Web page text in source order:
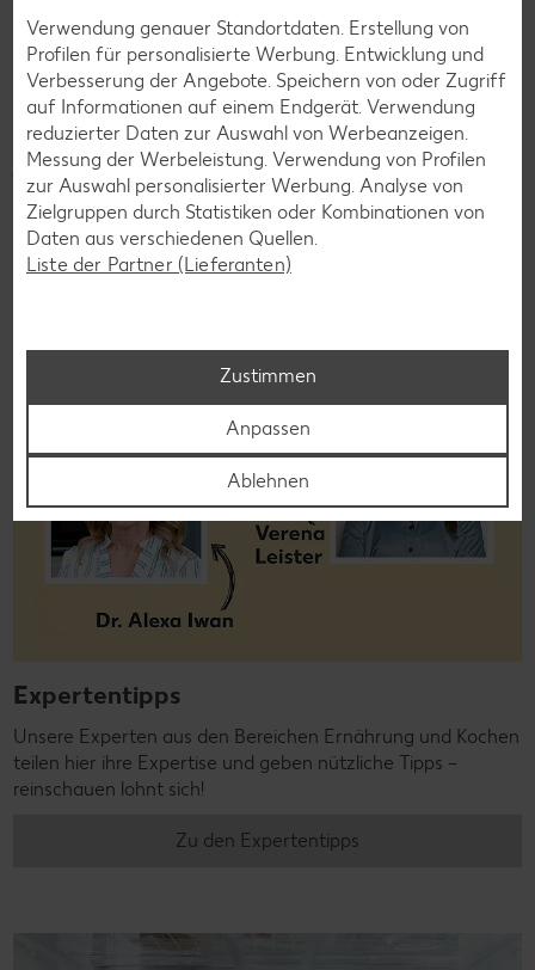
© Westend61 - gettyimages.com
Ernährungslexikon
Ob vegan oder Paleo, Ernährungstrends gibt es viele. Für
jeden Lebensstil findet sich die passende Ernährungsform.
Jetzt mit unserem Ernährungslexikon den Durchblick
verschaffen!
Zum Ernährungslexikon
Expertentipps
Unsere Experten aus den Bereichen Ernährung und Kochen
teilen hier ihre Expertise und geben nützliche Tipps –
reinschauen lohnt sich!
Zu den Expertentipps
Verwendung genauer Standortdaten. Erstellung von
Profilen für personalisierte Werbung. Entwicklung und
Verbesserung der Angebote. Speichern von oder Zugriff
auf Informationen auf einem Endgerät. Verwendung
reduzierter Daten zur Auswahl von Werbeanzeigen.
Messung der Werbeleistung. Verwendung von Profilen
zur Auswahl personalisierter Werbung. Analyse von
Zielgruppen durch Statistiken oder Kombinationen von
Daten aus verschiedenen Quellen.
Liste der Partner (Lieferanten)
Zustimmen
Anpassen
Ablehnen